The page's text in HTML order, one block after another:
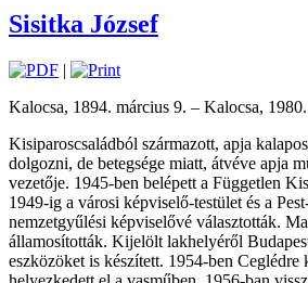
Sisitka József
|
Kalocsa, 1894. március 9. – Kalocsa,
Kisiparoscsaládból származott, apja
dolgozni, de betegsége miatt, átvéve apja
vezetője. 1945-ben belépett a Független
1949-ig a városi képviselő-testület és a
nemzetgyűlési képviselővé választották.
államosították. Kijelölt lakhelyéről
eszközöket is készített. 1954-ben